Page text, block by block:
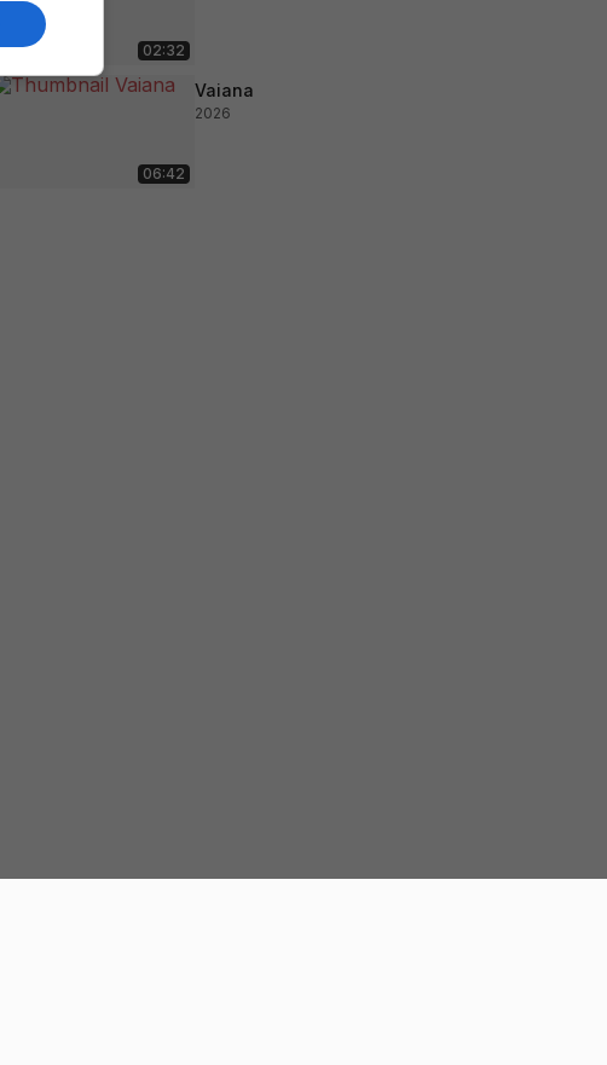
02:32
06:42
Vaiana
2026